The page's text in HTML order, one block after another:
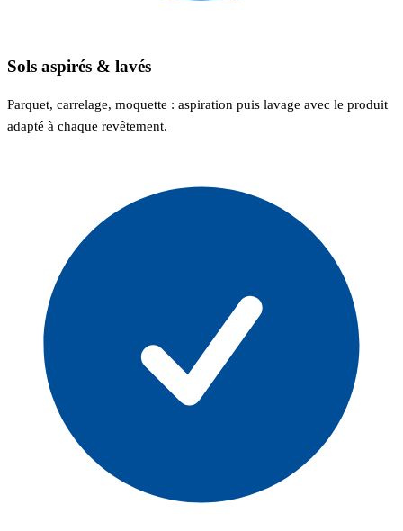
Sols aspirés & lavés
Parquet, carrelage, moquette : aspiration puis lavage avec le produit
adapté à chaque revêtement.